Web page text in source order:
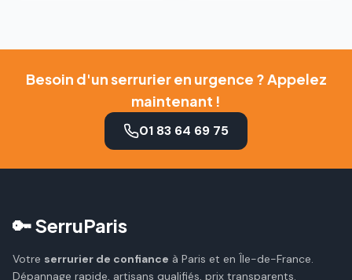
Besoin d'un serrurier en urgence ? Appelez
maintenant !
01 83 64 69 75
🔑 SerruParis
Votre serrurier de confiance à Paris et en Île-de-France.
Dépannage rapide, artisans qualifiés, prix transparents.